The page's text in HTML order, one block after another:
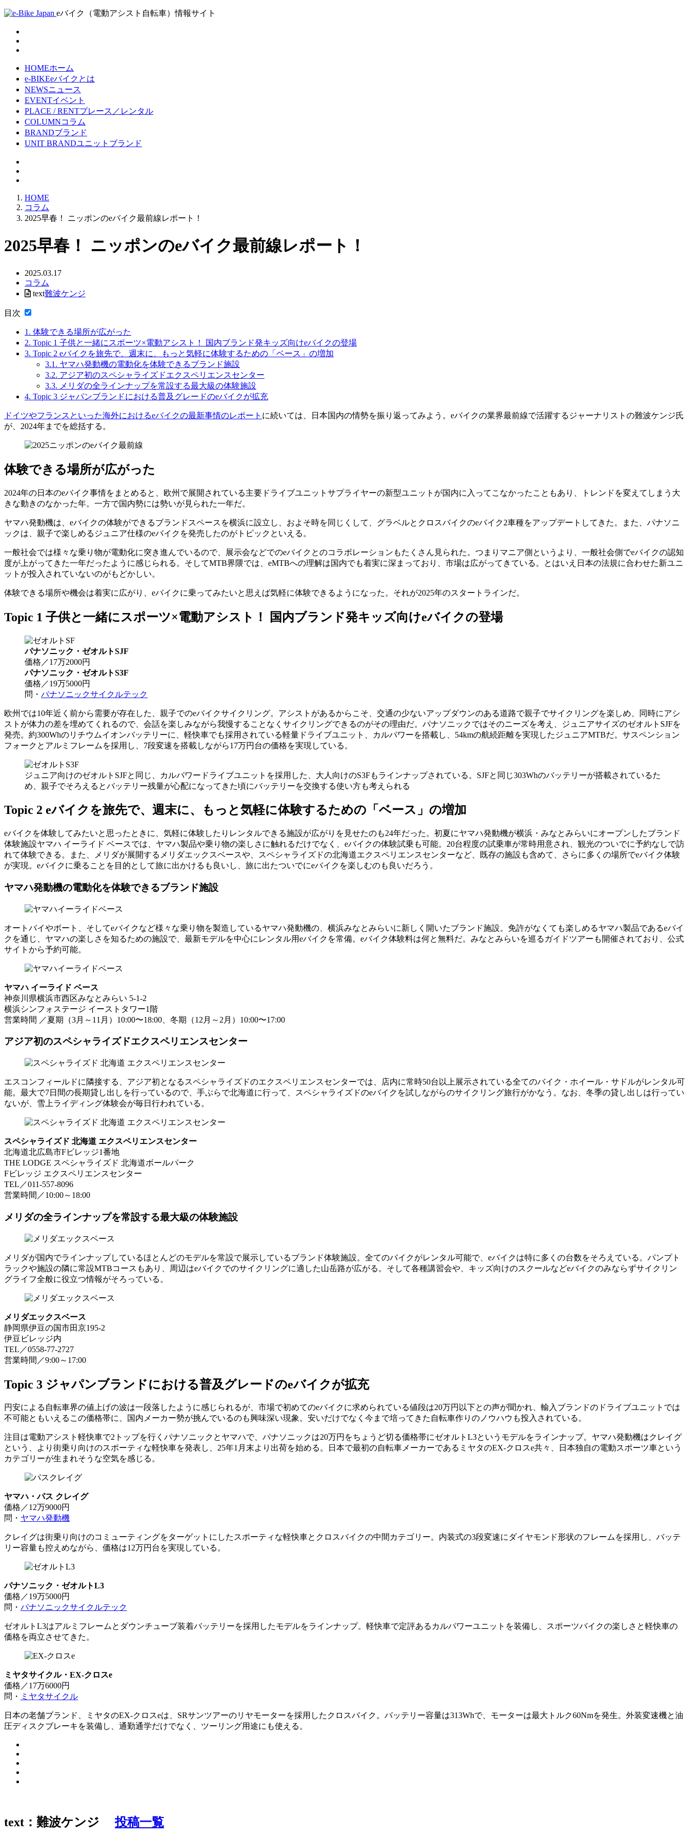
eバイク（電動アシスト自転車）情報サイト
HOMEホーム
e-BIKEeバイクとは
NEWSニュース
EVENTイベント
PLACE / RENTプレース／レンタル
COLUMNコラム
BRANDブランド
UNIT BRANDユニットブランド
HOME
コラム
2025早春！ ニッポンのeバイク最前線レポート！
2025早春！ ニッポンのeバイク最前線レポート！
2025.03.17
コラム
text難波ケンジ
目次
1. 体験できる場所が広がった
2. Topic 1 子供と一緒にスポーツ×電動アシスト！ 国内ブランド発キッズ向けeバイクの登場
3. Topic 2 eバイクを旅先で、週末に、もっと気軽に体験するための「ベース」の増加
3.1. ヤマハ発動機の電動化を体験できるブランド施設
3.2. アジア初のスペシャライズドエクスペリエンスセンター
3.3. メリダの全ラインナップを常設する最大級の体験施設
4. Topic 3 ジャパンブランドにおける普及グレードのeバイクが拡充
ドイツやフランスといった海外におけるeバイクの最新事情のレポート に続いては、日本国内の情勢を振り返ってみよう。eバイクの業界最前線で活躍するジャーナリストの難波ケンジ氏
が、2024年までを総括する。
体験できる場所が広がった
2024年の日本のeバイク事情をまとめると、欧州で展開されている主要ドライブユニットサプライヤーの新型ユニットが国内に入ってこなかったこともあり、トレンドを変えてしまう大
きな動きのなかった年。一方で国内勢には勢いが見られた一年だ。
ヤマハ発動機は、eバイクの体験ができるブランドスペースを横浜に設立し、およそ時を同じくして、グラベルとクロスバイクのeバイク2車種をアップデートしてきた。また、パナソニ
ックは、親子で楽しめるジュニア仕様のeバイクを発売したのがトピックといえる。
一般社会では様々な乗り物が電動化に突き進んでいるので、展示会などでのeバイクとのコラボレーションもたくさん見られた。つまりマニア側というより、一般社会側でeバイクの認知
度が上がってきた一年だったように感じられる。そしてMTB界隈では、eMTBへの理解は国内でも着実に深まっており、市場は広がってきている。とはいえ日本の法規に合わせた新ユニ
ットが投入されていないのがもどかしい。
体験できる場所や機会は着実に広がり、eバイクに乗ってみたいと思えば気軽に体験できるようになった。それが2025年のスタートラインだ。
Topic 1 子供と一緒にスポーツ×電動アシスト！ 国内ブランド発キッズ向けeバイクの登場
パナソニック・ゼオルトSJF
価格／17万2000円
パナソニック・ゼオルトS3F
価格／19万5000円
問・ パナソニックサイクルテック
欧州では10年近く前から需要が存在した、親子でのeバイクサイクリング。アシストがあるからこそ、交通の少ないアップダウンのある道路で親子でサイクリングを楽しめ、同時にアシ
ストが体力の差を埋めてくれるので、会話を楽しみながら我慢することなくサイクリングできるのがその理由だ。パナソニックではそのニーズを考え、ジュニアサイズのゼオルトSJFを
発売。約300Whのリチウムイオンバッテリーに、軽快車でも採用されている軽量ドライブユニット、カルパワーを搭載し、54kmの航続距離を実現したジュニアMTBだ。サスペンション
フォークとアルミフレームを採用し、7段変速を搭載しながら17万円台の価格を実現している。
ジュニア向けのゼオルトSJFと同じ、カルパワードライブユニットを採用した、大人向けのS3Fもラインナップされている。SJFと同じ303Whのバッテリーが搭載されているた
め、親子でそろえるとバッテリー残量が心配になってきた頃にバッテリーを交換する使い方も考えられる
Topic 2 eバイクを旅先で、週末に、もっと気軽に体験するための「ベース」の増加
eバイクを体験してみたいと思ったときに、気軽に体験したりレンタルできる施設が広がりを見せたのも24年だった。初夏にヤマハ発動機が横浜・みなとみらいにオープンしたブランド
体験施設ヤマハ イーライド ベースでは、ヤマハ製品や乗り物の楽しさに触れるだけでなく、eバイクの体験試乗も可能。20台程度の試乗車が常時用意され、観光のついでに予約なしで訪
れて体験できる。また、メリダが展開するメリダエックスベースや、スペシャライズドの北海道エクスペリエンスセンターなど、既存の施設も含めて、さらに多くの場所でeバイク体験
が実現。eバイクに乗ることを目的として旅に出かけるも良いし、旅に出たついでにeバイクを楽しむのも良いだろう。
ヤマハ発動機の電動化を体験できるブランド施設
オートバイやボート、そしてeバイクなど様々な乗り物を製造しているヤマハ発動機の、横浜みなとみらいに新しく開いたブランド施設。免許がなくても楽しめるヤマハ製品であるeバイ
クを通じ、ヤマハの楽しさを知るための施設で、最新モデルを中心にレンタル用eバイクを常備。eバイク体験料は何と無料だ。みなとみらいを巡るガイドツアーも開催されており、公式
サイトから予約可能。
ヤマハ イーライド ベース
神奈川県横浜市西区みなとみらい 5-1-2
横浜シンフォステージ イーストタワー1階
営業時間 ／夏期（3月～11月）10:00〜18:00、冬期（12月～2月）10:00〜17:00
アジア初のスペシャライズドエクスペリエンスセンター
エスコンフィールドに隣接する、アジア初となるスペシャライズドのエクスペリエンスセンターでは、店内に常時50台以上展示されている全てのバイク・ホイール・サドルがレンタル可
能。最大で7日間の長期貸し出しを行っているので、手ぶらで北海道に行って、スペシャライズドのeバイクを試しながらのサイクリング旅行がかなう。なお、冬季の貸し出しは行ってい
ないが、雪上ライディング体験会が毎日行われている。
スペシャライズド 北海道 エクスペリエンスセンター
北海道北広島市Fビレッジ1番地
THE LODGE スペシャライズド 北海道ボールパーク
Fビレッジ エクスペリエンスセンター
TEL／011-557-8096
営業時間／10:00～18:00
メリダの全ラインナップを常設する最大級の体験施設
メリダが国内でラインナップしているほとんどのモデルを常設で展示しているブランド体験施設。全てのバイクがレンタル可能で、eバイクは特に多くの台数をそろえている。パンプト
ラックや施設の隣に常設MTBコースもあり、周辺はeバイクでのサイクリングに適した山岳路が広がる。そして各種講習会や、キッズ向けのスクールなどeバイクのみならずサイクリン
グライフ全般に役立つ情報がそろっている。
メリダエックスベース
静岡県伊豆の国市田京195-2
伊豆ビレッジ内
TEL／0558-77-2727
営業時間／9:00～17:00
Topic 3 ジャパンブランドにおける普及グレードのeバイクが拡充
円安による自転車界の値上げの波は一段落したように感じられるが、市場で初めてのeバイクに求められている値段は20万円以下との声が聞かれ、輸入ブランドのドライブユニットでは
不可能ともいえるこの価格帯に、国内メーカー勢が挑んでいるのも興味深い現象。安いだけでなく今まで培ってきた自転車作りのノウハウも投入されている。
注目は電動アシスト軽快車で2トップを行くパナソニックとヤマハで、パナソニックは20万円をちょうど切る価格帯にゼオルトL3というモデルをラインナップ。ヤマハ発動機はクレイグ
という、より街乗り向けのスポーティな軽快車を発表し、25年1月末より出荷を始める。日本で最初の自転車メーカーであるミヤタのEX-クロスe共々、日本独自の電動スポーツ車という
カテゴリーが生まれそうな空気を感じる。
ヤマハ・パス クレイグ
価格／12万9000円
問・ ヤマハ発動機
クレイグは街乗り向けのコミューティングをターゲットにしたスポーティな軽快車とクロスバイクの中間カテゴリー。内装式の3段変速にダイヤモンド形状のフレームを採用し、バッテ
リー容量も控えめながら、価格は12万円台を実現している。
パナソニック・ゼオルトL3
価格／19万5000円
問・ パナソニックサイクルテック
ゼオルトL3はアルミフレームとダウンチューブ装着バッテリーを採用したモデルをラインナップ。軽快車で定評あるカルパワーユニットを装備し、スポーツバイクの楽しさと軽快車の
価格を両立させてきた。
ミヤタサイクル・EX-クロスe
価格／17万6000円
問・ ミヤタサイクル
日本の老舗ブランド、ミヤタのEX-クロスeは、SRサンツアーのリヤモーターを採用したクロスバイク。バッテリー容量は313Whで、モーターは最大トルク60Nmを発生。外装変速機と油
圧ディスクブレーキを装備し、通勤通学だけでなく、ツーリング用途にも使える。
text：難波ケンジ投稿一覧